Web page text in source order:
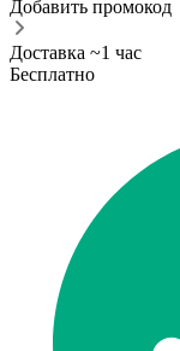
Добавить промокод
Доставка ~1 час
Бесплатно